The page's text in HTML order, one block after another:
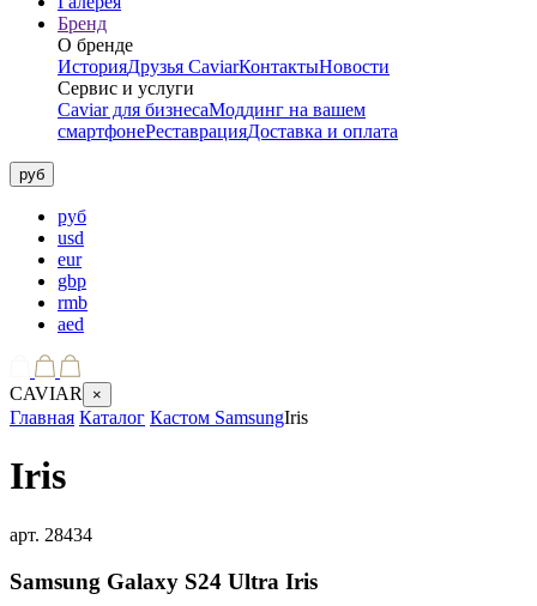
Бренд
О бренде
ИсторияДрузья CaviarКонтактыНовости
Сервис и услуги
Caviar для бизнесаМоддинг на вашем
смартфонеРеставрацияДоставка и оплата
руб
руб
usd
eur
gbp
rmb
aed
CAVIAR ×
Главная Каталог Кастом SamsungIris
Iris
арт. 28434
Samsung Galaxy S24 Ultra Iris